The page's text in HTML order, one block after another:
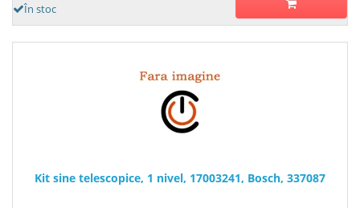
În stoc
Kit sine telescopice, 1 nivel, 17003241, Bosch, 337087